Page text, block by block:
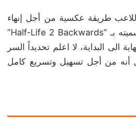
طريقة عكسية من أجل إنهاء
اللعبة أو كما تمت تسميته بـ “Half-Life 2 Backwards”
الى البداية، لا اعلم تحديداً السر
أنه من أجل تسهيل وتسريع كامل